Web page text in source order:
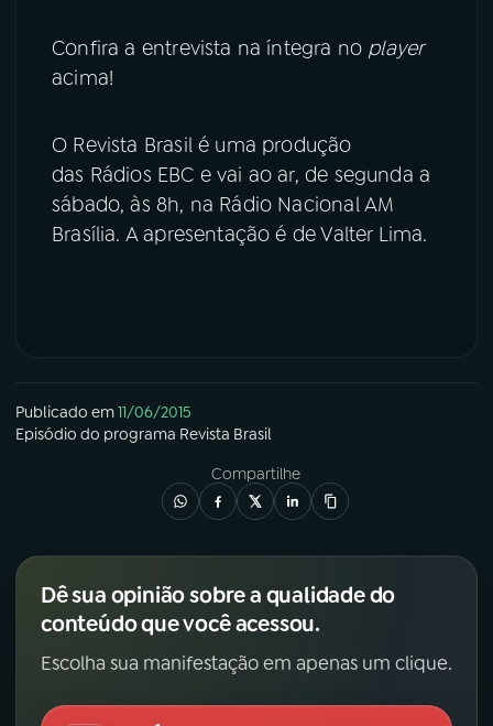
Confira a entrevista na íntegra no player
acima!
O Revista Brasil é uma produção
das Rádios EBC e vai ao ar, de segunda a
sábado, às 8h, na Rádio Nacional AM
Brasília. A apresentação é de Valter Lima.
Publicado em11/06/2015
Episódio do programa Revista Brasil
Compartilhe
Dê sua opinião sobre a qualidade do
conteúdo que você acessou.
Escolha sua manifestação em apenas um clique.